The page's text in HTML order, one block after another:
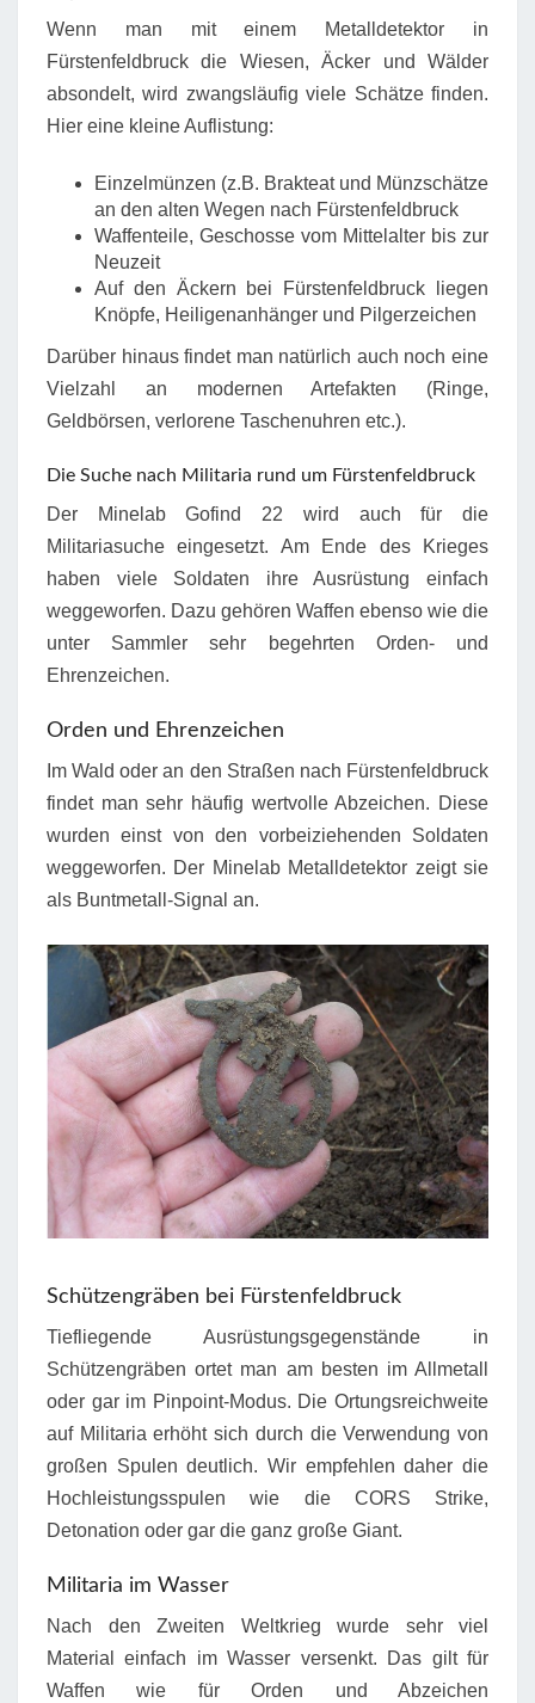
Wenn man mit einem Metalldetektor in
Fürstenfeldbruck die Wiesen, Äcker und Wälder
absondelt, wird zwangsläufig viele Schätze finden.
Hier eine kleine Auflistung:
Einzelmünzen (z.B. Brakteat und Münzschätze
an den alten Wegen nach Fürstenfeldbruck
Waffenteile, Geschosse vom Mittelalter bis zur
Neuzeit
Auf den Äckern bei Fürstenfeldbruck liegen
Knöpfe, Heiligenanhänger und Pilgerzeichen
Darüber hinaus findet man natürlich auch noch eine
Vielzahl an modernen Artefakten (Ringe,
Geldbörsen, verlorene Taschenuhren etc.).
Die Suche nach Militaria rund um Fürstenfeldbruck
Der Minelab Gofind 22 wird auch für die
Militariasuche eingesetzt. Am Ende des Krieges
haben viele Soldaten ihre Ausrüstung einfach
weggeworfen. Dazu gehören Waffen ebenso wie die
unter Sammler sehr begehrten Orden- und
Ehrenzeichen.
Orden und Ehrenzeichen
Im Wald oder an den Straßen nach Fürstenfeldbruck
findet man sehr häufig wertvolle Abzeichen. Diese
wurden einst von den vorbeiziehenden Soldaten
weggeworfen. Der Minelab Metalldetektor zeigt sie
als Buntmetall-Signal an.
Schützengräben bei Fürstenfeldbruck
Tiefliegende Ausrüstungsgegenstände in
Schützengräben ortet man am besten im Allmetall
oder gar im Pinpoint-Modus. Die Ortungsreichweite
auf Militaria erhöht sich durch die Verwendung von
großen Spulen deutlich. Wir empfehlen daher die
Hochleistungsspulen wie die CORS Strike,
Detonation oder gar die ganz große Giant.
Militaria im Wasser
Nach den Zweiten Weltkrieg wurde sehr viel
Material einfach im Wasser versenkt. Das gilt für
Waffen wie für Orden und Abzeichen